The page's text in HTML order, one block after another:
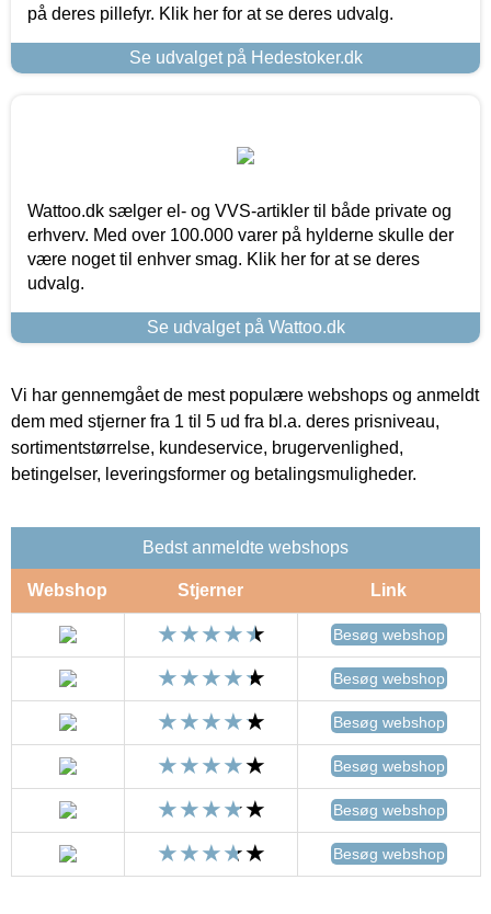
på deres pillefyr. Klik her for at se deres udvalg.
Se udvalget på Hedestoker.dk
Wattoo.dk sælger el- og VVS-artikler til både private og
erhverv. Med over 100.000 varer på hylderne skulle der
være noget til enhver smag. Klik her for at se deres
udvalg.
Se udvalget på Wattoo.dk
Vi har gennemgået de mest populære webshops og anmeldt
dem med stjerner fra 1 til 5 ud fra bl.a. deres prisniveau,
sortimentstørrelse, kundeservice, brugervenlighed,
betingelser, leveringsformer og betalingsmuligheder.
Bedst anmeldte webshops
Webshop Stjerner Link
Besøg webshop
Besøg webshop
Besøg webshop
Besøg webshop
Besøg webshop
Besøg webshop